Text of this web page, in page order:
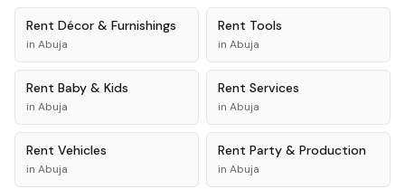
Rent Décor & Furnishings
in Abuja
Rent Tools
in Abuja
Rent Baby & Kids
in Abuja
Rent Services
in Abuja
Rent Vehicles
in Abuja
Rent Party & Production
in Abuja